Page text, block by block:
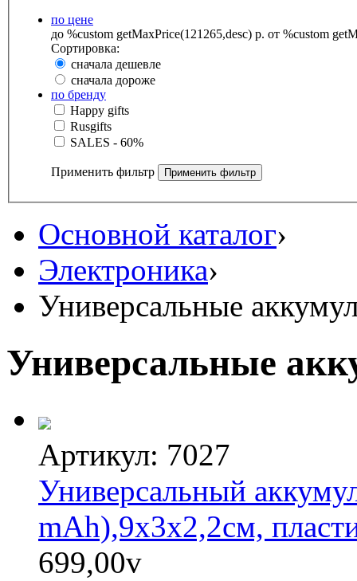
по цене
до %custom getMaxPrice(121265,desc) р. от %custom
Сортировка:
сначала дешевле
сначала дороже
по бренду
Happy gifts
Rusgifts
SALES - 60%
Применить фильтр
Основной каталог›
Электроника›
Универсальные
Универсальные
Артикул: 7027
Универсальный
mAh),9х3х2,2см,
699,00v